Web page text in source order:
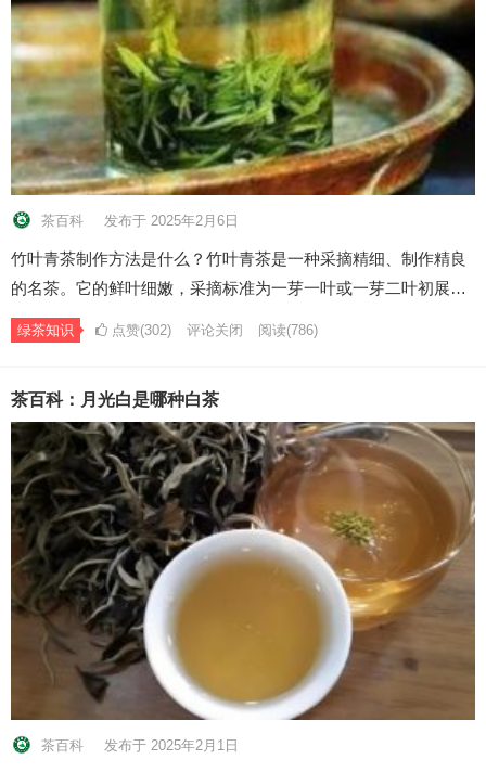
茶百科 发布于 2025年2月6日
竹叶青茶制作方法是什么？竹叶青茶是一种采摘精细、制作精良
的名茶。它的鲜叶细嫩，采摘标准为一芽一叶或一芽二叶初展…
绿茶知识 点赞(302) 评论关闭 阅读(786)
茶百科：月光白是哪种白茶
茶百科 发布于 2025年2月1日